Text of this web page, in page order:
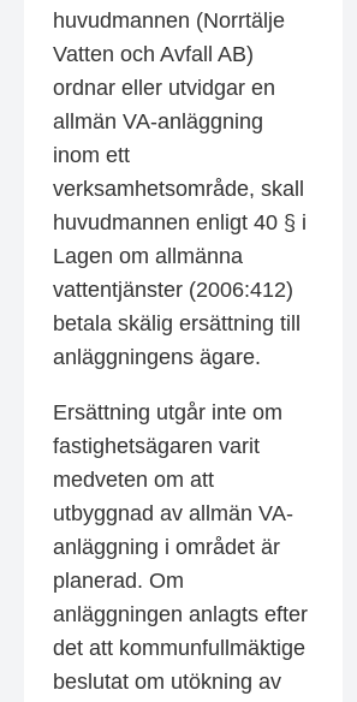
huvudmannen (Norrtälje
Vatten och Avfall AB)
ordnar eller utvidgar en
allmän VA-anläggning
inom ett
verksamhetsområde, skall
huvudmannen enligt 40 § i
Lagen om allmänna
vattentjänster (2006:412)
betala skälig ersättning till
anläggningens ägare.
Ersättning utgår inte om
fastighetsägaren varit
medveten om att
utbyggnad av allmän VA-
anläggning i området är
planerad. Om
anläggningen anlagts efter
det att kommunfullmäktige
beslutat om utökning av